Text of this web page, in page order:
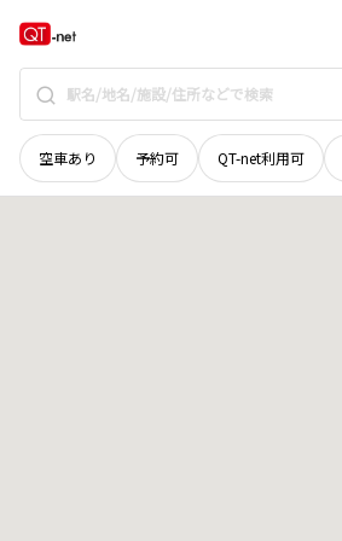
空車あり 予約可 QT-net利用可
栃木県